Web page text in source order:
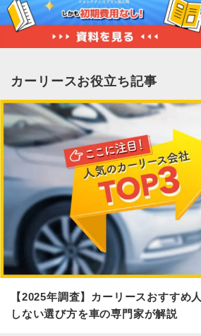
カーリースお役立ち記事
【2025年調査】カーリースおすすめ
しない選び方を車の専門家が解説